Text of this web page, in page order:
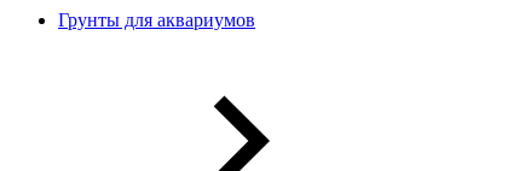
Грунты для аквариумов